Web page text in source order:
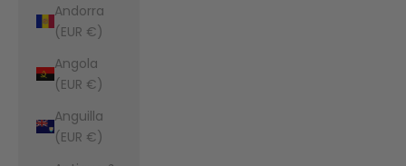
Andorra
(EUR €)
Angola
(EUR €)
Anguilla
(EUR €)